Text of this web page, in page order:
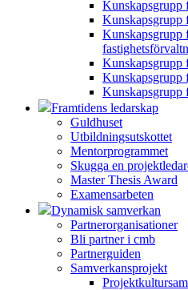
Kunskapsgrupp
Kunskapsgrupp
Kunskapsgrupp
Kunskapsgrupp
Kunskapsgrupp
Kunskapsgrupp
Framtidens ledarskap
Guldhuset
Utbildningsutskottet
Mentorprogrammet
Skugga en
Master Thesis Award
Examensarbeten
Dynamisk samverkan
Partnerorganisationer
Bli partner i cmb
Partnerguiden
Samverkansprojekt